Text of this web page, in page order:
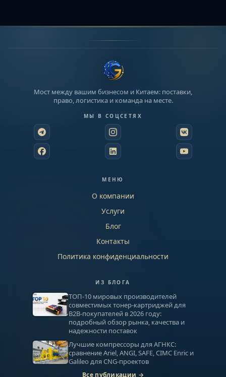
Мост между вашим бизнесом и Китаем: поставки,
право, логистика и команда на месте.
МЫ В СОЦСЕТЯХ
МЕНЮ
О компании
Услуги
Блог
Контакты
Политика конфиденциальности
ИЗ БЛОГА
ТОП-10 мировых производителей
совместимых тонер-картриджей для
B2B-покупателей в 2026 году:
подробный обзор рынка, качества и
надежности поставок
Лучшие компрессоры для АГНКС:
сравнение Ariel, ANGI, SAFE, CIMC Enric и
Galileo для CNG-проектов
Все публикации →